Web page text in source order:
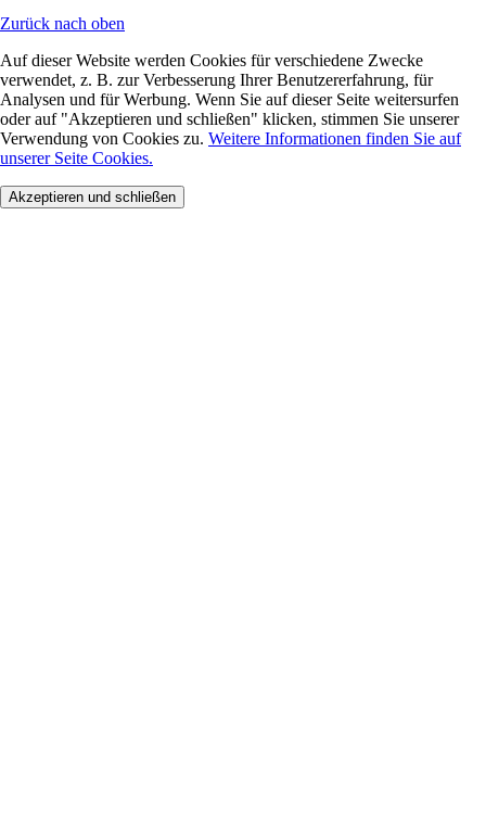
Zurück nach oben
Auf dieser Website werden Cookies für verschiedene Zwecke
verwendet, z. B. zur Verbesserung Ihrer Benutzererfahrung, für
Analysen und für Werbung. Wenn Sie auf dieser Seite weitersurfen
oder auf "Akzeptieren und schließen" klicken, stimmen Sie unserer
Verwendung von Cookies zu. Weitere Informationen finden Sie auf
unserer Seite Cookies.
Akzeptieren und schließen